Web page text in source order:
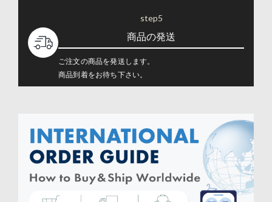
step5
商品の発送
ご注文の商品を発送します。
商品到着をお待ち下さい。